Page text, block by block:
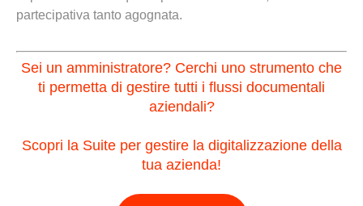
partecipativa tanto agognata.
Sei un amministratore? Cerchi uno strumento che
ti permetta di gestire tutti i flussi documentali
aziendali?
Scopri la Suite per gestire la digitalizzazione della
tua azienda!